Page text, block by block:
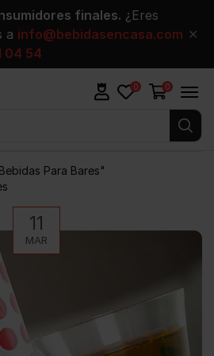
finales. ¿Eres
a info@bebidasencasa.com
04 54
✕
0 0
Para Bares"
11
MAR